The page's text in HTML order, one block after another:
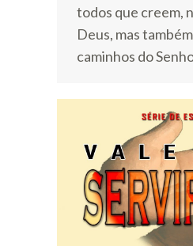
todos que creem,
Deus, mas
caminhos do